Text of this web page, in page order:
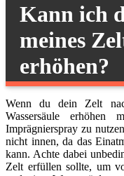
Kann ich
meines
erhöhen?
Wenn du dein Zelt
Wassersäule erhöhen
Imprägnierspray zu
nicht innen, da das
kann. Achte dabei
Zelt erfüllen sollte, um